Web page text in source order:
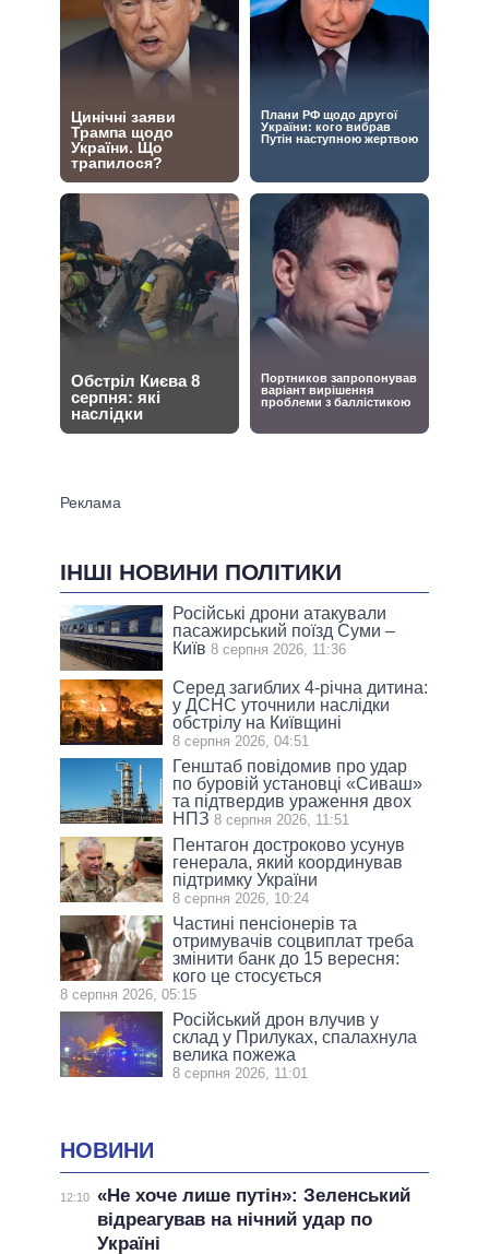
ІНШІ НОВИНИ ПОЛІТИКИ
Російські дрони атакували
пасажирський поїзд Суми –
Київ 8 серпня 2026, 11:36
Серед загиблих 4-річна дитина:
у ДСНС уточнили наслідки
обстрілу на Київщині
8 серпня 2026, 04:51
Генштаб повідомив про удар
по буровій установці «Сиваш»
та підтвердив ураження двох
НПЗ 8 серпня 2026, 11:51
Пентагон достроково усунув
генерала, який координував
підтримку України
8 серпня 2026, 10:24
Частині пенсіонерів та
отримувачів соцвиплат треба
змінити банк до 15 вересня:
кого це стосується
8 серпня 2026, 05:15
Російський дрон влучив у
склад у Прилуках, спалахнула
велика пожежа
8 серпня 2026, 11:01
НОВИНИ
12:10 «Не хоче лише путін»: Зеленський
відреагував на нічний удар по
Україні